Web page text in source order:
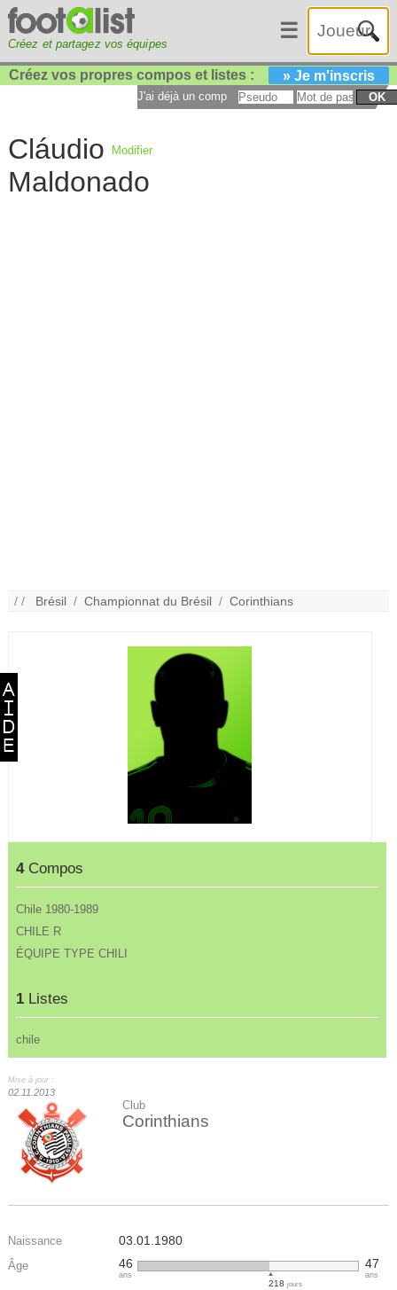
Créez et partagez vos équipes
☰
Créez vos propres compos et listes : » Je m'inscris
J'ai déjà un compte : OK
Cláudio
Maldonado
Modifier
/ / Brésil /Championnat du Brésil /Corinthians
4Compos
Chile 1980-1989
CHILE R
ÉQUIPE TYPE CHILI
1 Listes
chile
Mise à jour :
02.11.2013
Club
Corinthians
Naissance 03.01.1980
Âge 46
ans
218jours
47
ans